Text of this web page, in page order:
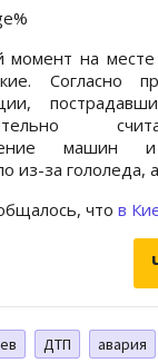
момент на
Согласно
машин и
из-за гололеда,
что в
ДТП авария